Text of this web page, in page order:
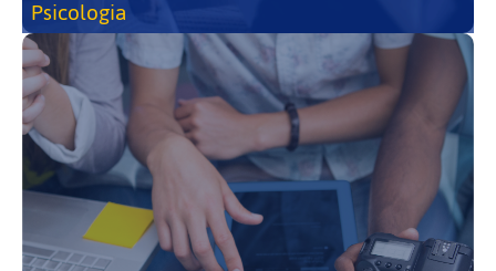
Psicologia